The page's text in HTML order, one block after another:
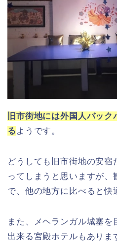
旧市街地には外国人バッ
る ようです。
どうしても旧市街地の安宿
ってしまうと思いますが
で、他の地方に比べると快
また、メヘランガル城塞
出来る宮殿ホテルもありま